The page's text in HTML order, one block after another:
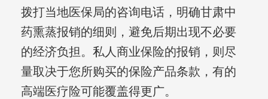
拨打当地医保局的咨询电话，明确甘肃中
药熏蒸报销的细则，避免后期出现不必要
的经济负担。私人商业保险的报销，则尽
量取决于您所购买的保险产品条款，有的
高端医疗险可能覆盖得更广。